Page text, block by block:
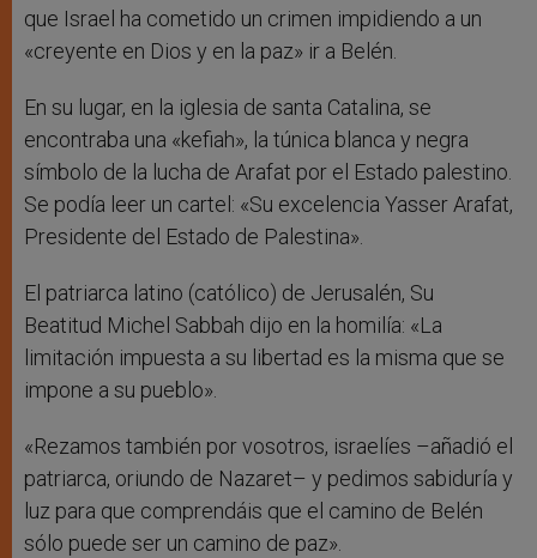
que Israel ha cometido un crimen impidiendo a un
«creyente en Dios y en la paz» ir a Belén.
En su lugar, en la iglesia de santa Catalina, se
encontraba una «kefiah», la túnica blanca y negra
símbolo de la lucha de Arafat por el Estado palestino.
Se podía leer un cartel: «Su excelencia Yasser Arafat,
Presidente del Estado de Palestina».
El patriarca latino (católico) de Jerusalén, Su
Beatitud Michel Sabbah dijo en la homilía: «La
limitación impuesta a su libertad es la misma que se
impone a su pueblo».
«Rezamos también por vosotros, israelíes –añadió el
patriarca, oriundo de Nazaret– y pedimos sabiduría y
luz para que comprendáis que el camino de Belén
sólo puede ser un camino de paz».